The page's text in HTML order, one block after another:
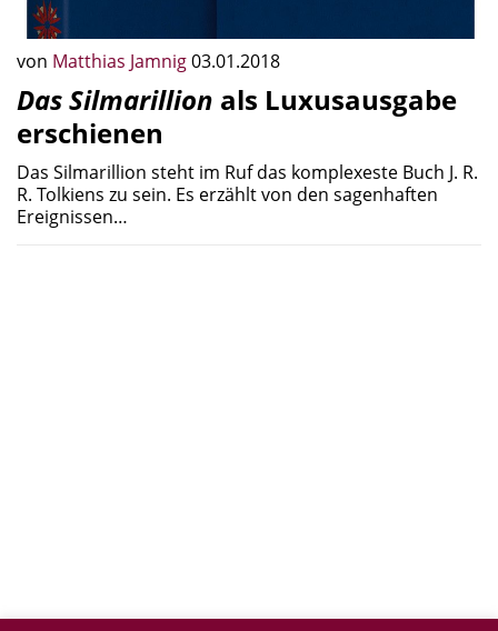
von Matthias Jamnig03.01.2018
Das Silmarillion als Luxusausgabe
erschienen
Das Silmarillion steht im Ruf das komplexeste Buch J. R.
R. Tolkiens zu sein. Es erzählt von den sagenhaften
Ereignissen…